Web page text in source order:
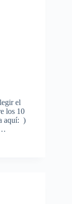
el
los 10
aquí: )